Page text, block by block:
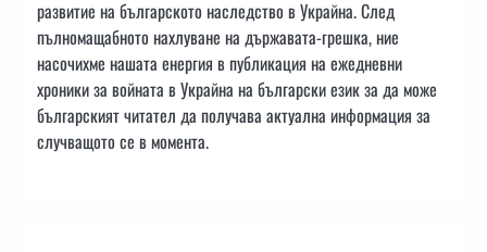
развитие на българското наследство в Украйна. След
пълномащабното нахлуване на държавата-грешка, ние
насочихме нашата енергия в публикация на ежедневни
хроники за войната в Украйна на български език за да може
българският читател да получава актуална информация за
случващото се в момента.